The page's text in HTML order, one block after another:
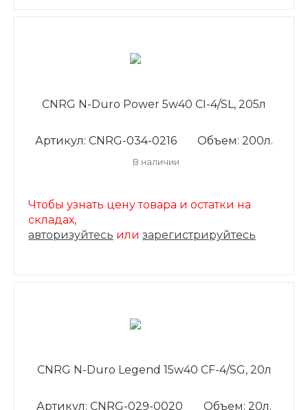
CNRG N-Duro Power 5w40 CI-4/SL, 205л
Артикул: CNRG-034-0216 Объем: 200л.
В наличии
Чтобы узнать цену товара и остатки на
складах,
авторизуйтесь или зарегистрируйтесь
CNRG N-Duro Legend 15w40 CF-4/SG, 20л
Артикул: CNRG-029-0020 Объем: 20л.